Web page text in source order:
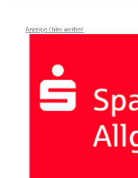
Anzeige / hier werben